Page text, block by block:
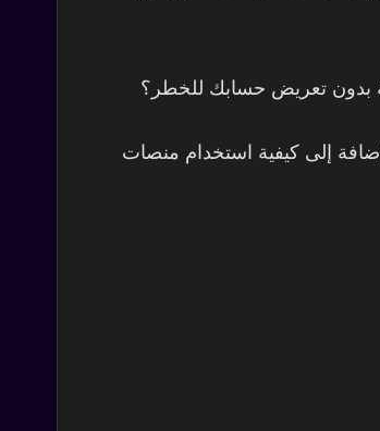
بدون تعريض حسابك للخطر؟
بالإضافة إلى كيفية استخدام منصات